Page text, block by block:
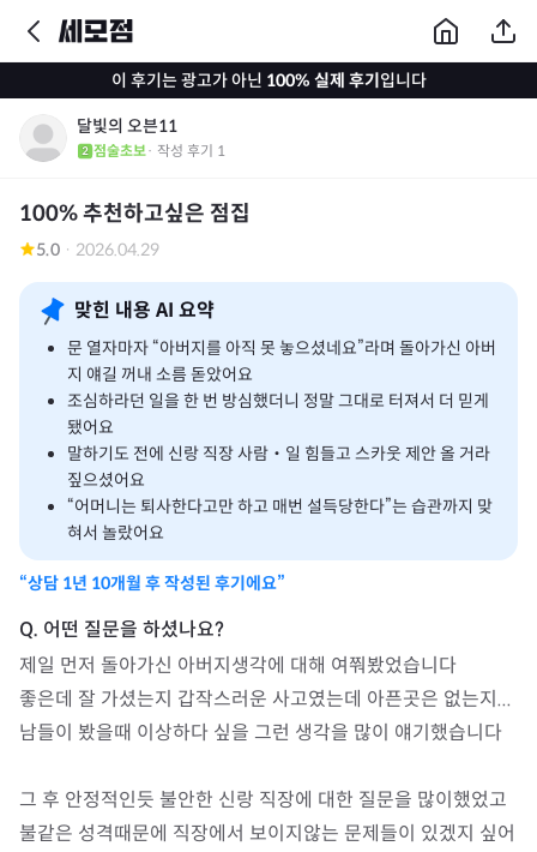
이 후기는 광고가 아닌 100% 실제 후기입니다
달빛의 오븐11
점술초보· 작성 후기 1
100% 추천하고싶은 점집
5.0 · 2026.04.29
맞힌 내용 AI 요약
문 열자마자 “아버지를 아직 못 놓으셨네요”라며 돌아가신 아버
지 얘길 꺼내 소름 돋았어요
조심하라던 일을 한 번 방심했더니 정말 그대로 터져서 더 믿게
됐어요
말하기도 전에 신랑 직장 사람‧일 힘들고 스카웃 제안 올 거라
짚으셨어요
“어머니는 퇴사한다고만 하고 매번 설득당한다”는 습관까지 맞
혀서 놀랐어요
“상담 1년 10개월 후 작성된 후기에요”
제일 먼저 돌아가신 아버지생각에 대해 여쭤봤었습니다
좋은데 잘 가셨는지 갑작스러운 사고였는데 아픈곳은 없는지...
남들이 봤을때 이상하다 싶을 그런 생각을 많이 얘기했습니다
그 후 안정적인듯 불안한 신랑 직장에 대한 질문을 많이했었고
불같은 성격때문에 직장에서 보이지않는 문제들이 있겠지 싶어